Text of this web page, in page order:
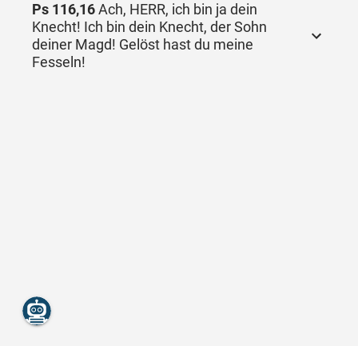
Ps 116,16Ach, HERR, ich bin ja dein
Knecht! Ich bin dein Knecht, der Sohn
deiner Magd! Gelöst hast du meine
Fesseln!